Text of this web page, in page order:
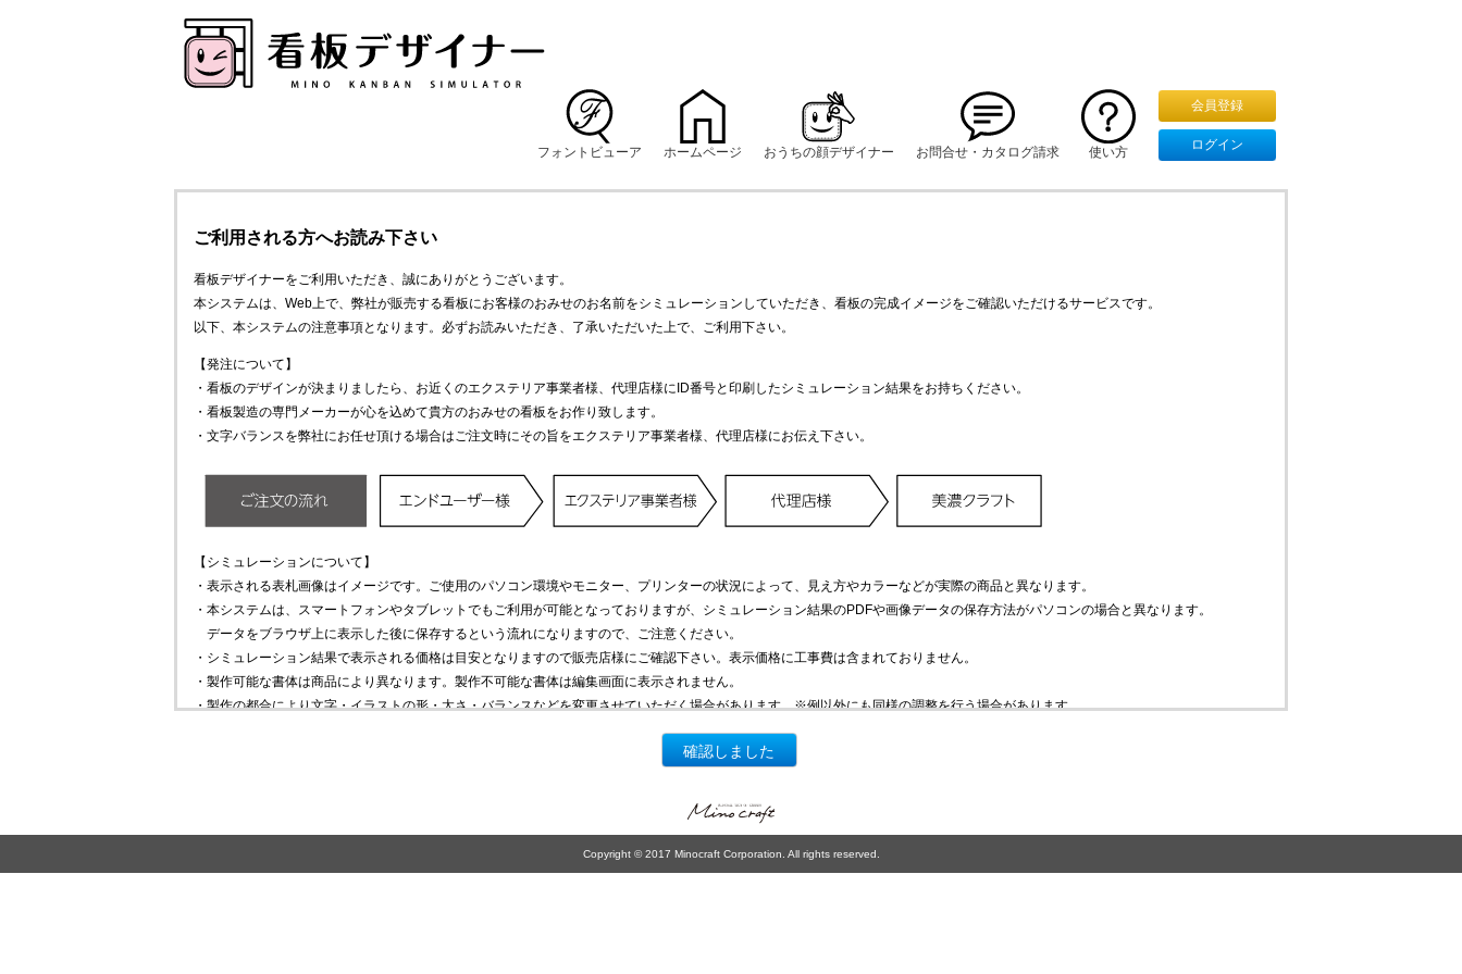
フォントビューア ホームページ おうちの顔デザイナー お問合せ・カタログ請求 使い方
ご利用される方へお読み下さい
看板デザイナーをご利用いただき、誠にありがとうございます。
本システムは、Web上で、弊社が販売する看板にお客様のおみせのお名前をシミュレーションしていただき、看板の完成イメージをご確認いただけるサービスです。
以下、本システムの注意事項となります。必ずお読みいただき、了承いただいた上で、ご利用下さい。
【発注について】
・看板のデザインが決まりましたら、お近くのエクステリア事業者様、代理店様にID番号と印刷したシミュレーション結果をお持ちください。
・看板製造の専門メーカーが心を込めて貴方のおみせの看板をお作り致します。
・文字バランスを弊社にお任せ頂ける場合はご注文時にその旨をエクステリア事業者様、代理店様にお伝え下さい。
【シミュレーションについて】
・表示される表札画像はイメージです。ご使用のパソコン環境やモニター、プリンターの状況によって、見え方やカラーなどが実際の商品と異なります。
・本システムは、スマートフォンやタブレットでもご利用が可能となっておりますが、シミュレーション結果のPDFや画像データの保存方法がパソコンの場合と異なります。
データをブラウザ上に表示した後に保存するという流れになりますので、ご注意ください。
・シミュレーション結果で表示される価格は目安となりますので販売店様にご確認下さい。表示価格に工事費は含まれておりません。
・製作可能な書体は商品により異なります。製作不可能な書体は編集画面に表示されません。
・製作の都合により文字・イラストの形・太さ・バランスなどを変更させていただく場合があります。※例以外にも同様の調整を行う場合があります。
確認しました
Copyright © 2017 Minocraft Corporation. All rights reserved.